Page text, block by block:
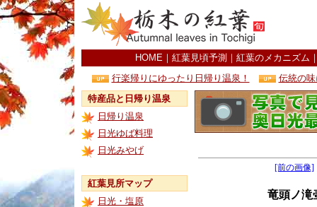
HOME ｜ 紅葉見頃予測 ｜ 紅葉のメカニズム
行楽帰りにゆったり日帰り温泉！
伝統の
特産品と日帰り温泉
日帰り温泉
日光ゆば料理
日光みやげ
紅葉見所マップ
日光・塩原
[前の画像]
竜頭ノ滝